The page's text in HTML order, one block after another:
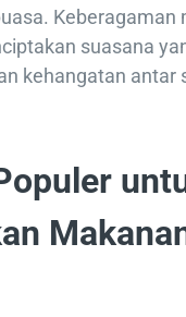
Keberagaman
suasana
kehangatan antar